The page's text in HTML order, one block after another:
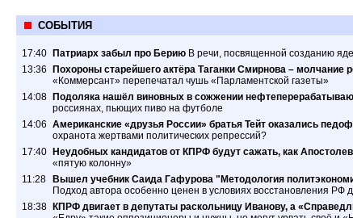
СОБЫТИЯ
17:40 Патриарх забыл про Берию В речи, посвященной созданию
13:36
Похороны старейшего актёра Таганки Смирнова – молчание
«Коммерсант» перепечатал чушь «Парламентской газеты»
14:08
Подоляка нашёл виновных в сожжении
россиянах, пьющих пиво на футболе
14:06 Американские «друзья России» братья Тейт оказались
охранота жертвами политических репрессий?
17:40
Неудобных кандидатов от КПРФ будут сажать, как
«пятую колонну»
11:28
Вышел учебник Саида Гафурова "Методология
Подход автора особенно ценен в условиях восстановления РФ
18:38
КПРФ двигает в депутаты раскольницу Иванову, а